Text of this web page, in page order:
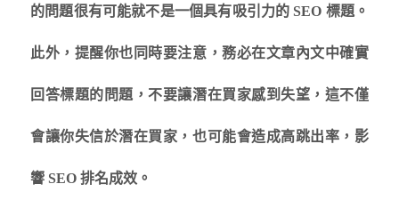
的問題很有可能就不是一個具有吸引力的 SEO 標題。
此外，提醒你也同時要注意，務必在文章內文中確實
回答標題的問題，不要讓潛在買家感到失望，這不僅
會讓你失信於潛在買家，也可能會造成高跳出率，影
響 SEO 排名成效。